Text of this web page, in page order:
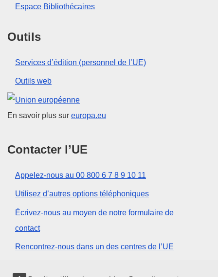
Espace Bibliothécaires
Outils
Services d’édition (personnel de l’UE)
Outils web
Union européenne
En savoir plus sur europa.eu
Contacter l’UE
Appelez-nous au 00 800 6 7 8 9 10 11
Utilisez d’autres options téléphoniques
Écrivez-nous au moyen de notre formulaire de
contact
Rencontrez-nous dans un des centres de l’UE